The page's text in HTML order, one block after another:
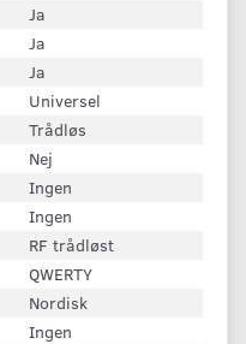
Ja
Ja
Ja
Universel
Trådløs
Nej
Ingen
Ingen
RF trådløst
QWERTY
Nordisk
Ingen